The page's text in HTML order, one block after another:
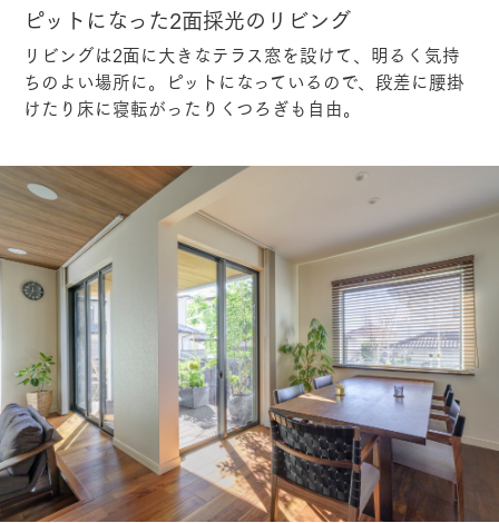
ピットになった2面採光のリビング
リビングは2面に大きなテラス窓を設けて、明るく気持
ちのよい場所に。ピットになっているので、段差に腰掛
けたり床に寝転がったりくつろぎも自由。